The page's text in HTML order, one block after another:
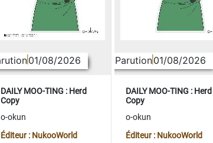
01/08/2026
DAILY MOO-TING : Herd
Copy
o-okun
Éditeur : NukooWorld
Parution01/08/2026
DAILY MOO-TING : Herd
Copy
o-okun
Éditeur : NukooWorld